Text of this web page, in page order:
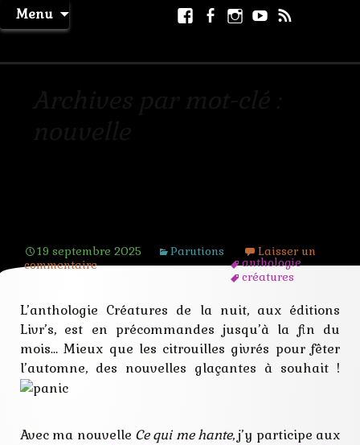
Menu
Aller
au
Facebook
Facebook
page
Instagram
Youtube
19 septembre 2025 Parutions
anthologie
créatures
fantome
festival
llivr's
mondiot
nouvelle
rice
Laisser un
commentaire
L’anthologie Créatures de la nuit, aux éditions
Livr’s, est en précommandes jusqu’à la fin du
mois… Mieux que les citrouilles givrés pour fêter
l’automne, des nouvelles glaçantes à souhait !
Avec ma nouvelle Ce qui me hante, j’y participe aux